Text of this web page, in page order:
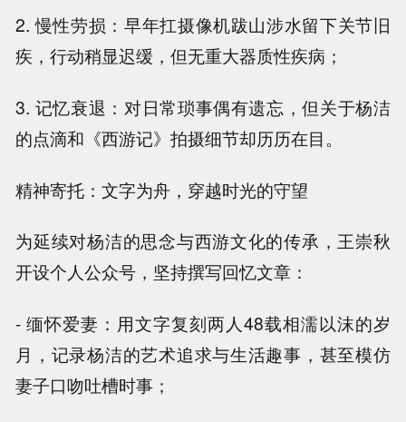
2. 慢性劳损：早年扛摄像机跋山涉水留下关节旧
疾，行动稍显迟缓，但无重大器质性疾病；
3. 记忆衰退：对日常琐事偶有遗忘，但关于杨洁
的点滴和《西游记》拍摄细节却历历在目。
精神寄托：文字为舟，穿越时光的守望
为延续对杨洁的思念与西游文化的传承，王崇秋
开设个人公众号，坚持撰写回忆文章：
- 缅怀爱妻：用文字复刻两人48载相濡以沫的岁
月，记录杨洁的艺术追求与生活趣事，甚至模仿
妻子口吻吐槽时事；